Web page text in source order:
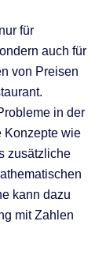
für
auch für
von Preisen
in der
Konzepte wie
zusätzliche
kann dazu
mit Zahlen